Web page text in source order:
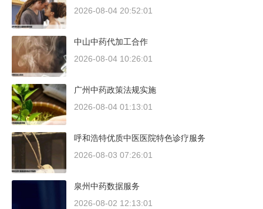
2026-08-04 20:52:01
中山中药代加工合作
2026-08-04 10:26:01
广州中药政策法规实施
2026-08-04 01:13:01
呼和浩特优质中医医院特色诊疗服务
2026-08-03 07:26:01
泉州中药数据服务
2026-08-02 12:13:01